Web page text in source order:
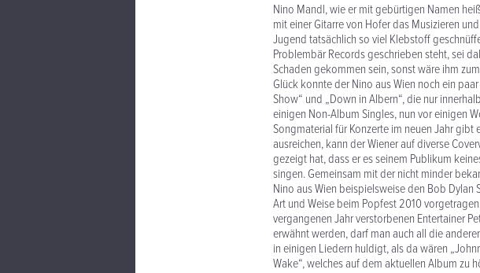
Nino Mandl, wie er mit gebürtigen Namen
mit einer Gitarre von Hofer das Musizieren
Jugend tatsächlich so viel Klebstoff
Problembär Records geschrieben steht, sei
Schaden gekommen sein, sonst wäre ihm
Glück konnte der Nino aus Wien noch ein
Show“ und „Down in Albern“, die nur
einigen Non-Album Singles, nun vor einigen
Songmaterial für Konzerte im neuen Jahr
ausreichen, kann der Wiener auf diverse
gezeigt hat, dass er es seinem Publikum
singen. Gemeinsam mit der nicht minder
Nino aus Wien beispielsweise den Bob Dylan
Art und Weise beim Popfest 2010
vergangenen Jahr verstorbenen Entertainer
erwähnt werden, darf man auch all die
in einigen Liedern huldigt, als da wären
Wake“, welches auf dem aktuellen Album zu